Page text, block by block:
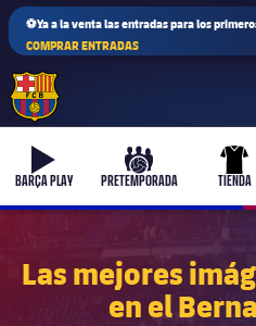
⚽Ya a la venta las entradas para los
COMPRAR ENTRADAS
b-play
BARÇA PLAY
culers-ball
PRETEMPORADA TIENDA
PLUSICON
Las mejores
en el